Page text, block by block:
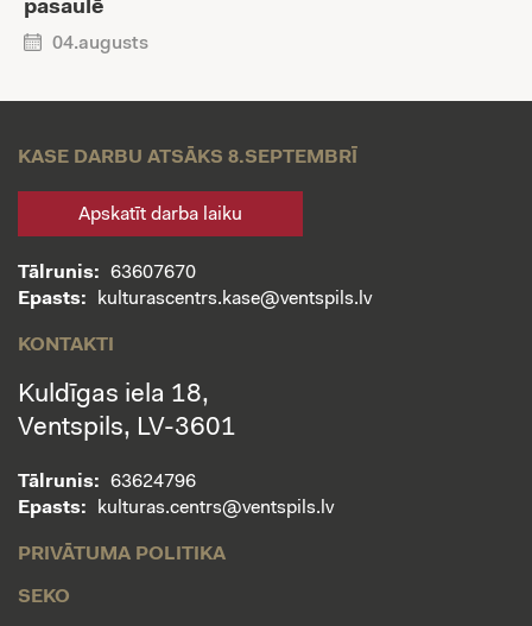
pasaulē
04.augusts
KASE DARBU ATSĀKS 8.SEPTEMBRĪ
Apskatīt darba laiku
Tālrunis:
63607670
Epasts:
kulturascentrs.kase@ventspils.lv
KONTAKTI
Kuldīgas iela 18,
Ventspils, LV-3601
Tālrunis:
63624796
Epasts:
kulturas.centrs@ventspils.lv
PRIVĀTUMA POLITIKA
SEKO